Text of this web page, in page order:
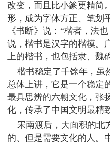
改变，而且比小篆更精简
形，成为字体方正、笔划
《书断》说：“楷者，法
说，楷书是汉字的楷模。
上的楷书，也包括隶、魏
楷书稳定了千馀年，虽
总体上讲，它是一个稳定
最具思辨的六朝文化，张
化，传承了中国文明最精
宋南渡后，大面积的北
的、但是需要文化的人。